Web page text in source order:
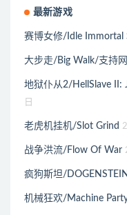
最新游戏
赛博女修/Idle Immortal
大步走/Big Walk/支持
地狱仆从2/HellSlave II:
日
老虎机挂机/Slot Grind
战争洪流/Flow Of War
疯狗斯坦/DOGENSTEIN
机械狂欢/Machine